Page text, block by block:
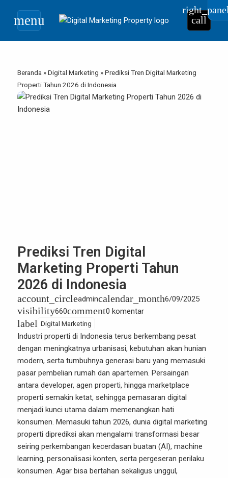
menu call
Beranda »Digital Marketing »Prediksi Tren Digital Marketing
Properti Tahun 2026 di Indonesia
Prediksi Tren Digital
Marketing Properti Tahun
2026 di Indonesia
account_circleadmincalendar_month6/09/2025
visibility660comment0 komentar
label Digital Marketing
Industri properti di Indonesia terus berkembang pesat
dengan meningkatnya urbanisasi, kebutuhan akan hunian
modern, serta tumbuhnya generasi baru yang memasuki
pasar pembelian rumah dan apartemen. Persaingan
antara developer, agen properti, hingga marketplace
properti semakin ketat, sehingga pemasaran digital
menjadi kunci utama dalam memenangkan hati
konsumen. Memasuki tahun 2026, dunia digital marketing
properti diprediksi akan mengalami transformasi besar
seiring perkembangan kecerdasan buatan (AI), machine
learning, personalisasi konten, serta pergeseran perilaku
konsumen. Agar bisa bertahan sekaligus unggul,